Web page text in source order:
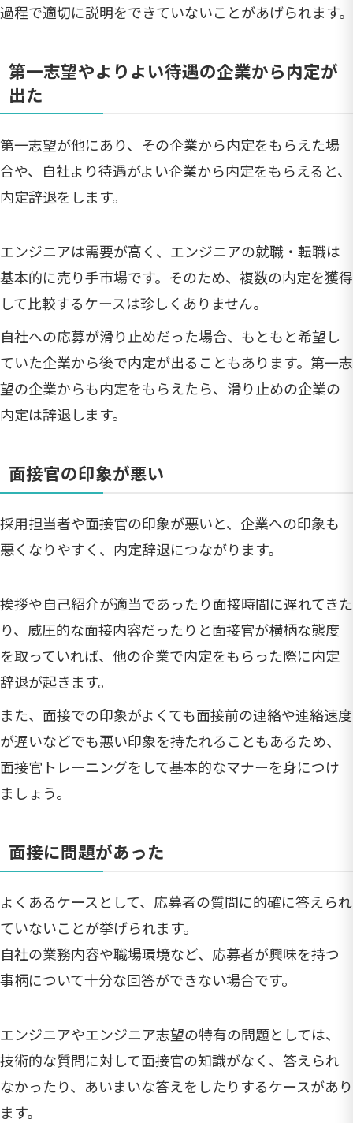
過程で適切に説明をできていないことがあげられます。
第一志望やよりよい待遇の企業から内定が
出た
第一志望が他にあり、その企業から内定をもらえた場
合や、自社より待遇がよい企業から内定をもらえると、
内定辞退をします。
エンジニアは需要が高く、エンジニアの就職・転職は
基本的に売り手市場です。そのため、複数の内定を獲得
して比較するケースは珍しくありません。
自社への応募が滑り止めだった場合、もともと希望し
ていた企業から後で内定が出ることもあります。第一志
望の企業からも内定をもらえたら、滑り止めの企業の
内定は辞退します。
面接官の印象が悪い
採用担当者や面接官の印象が悪いと、企業への印象も
悪くなりやすく、内定辞退につながります。
挨拶や自己紹介が適当であったり面接時間に遅れてきた
り、威圧的な面接内容だったりと面接官が横柄な態度
を取っていれば、他の企業で内定をもらった際に内定
辞退が起きます。
また、面接での印象がよくても面接前の連絡や連絡速度
が遅いなどでも悪い印象を持たれることもあるため、
面接官トレーニングをして基本的なマナーを身につけ
ましょう。
面接に問題があった
よくあるケースとして、応募者の質問に的確に答えられ
ていないことが挙げられます。
自社の業務内容や職場環境など、応募者が興味を持つ
事柄について十分な回答ができない場合です。
エンジニアやエンジニア志望の特有の問題としては、
技術的な質問に対して面接官の知識がなく、答えられ
なかったり、あいまいな答えをしたりするケースがあり
ます。